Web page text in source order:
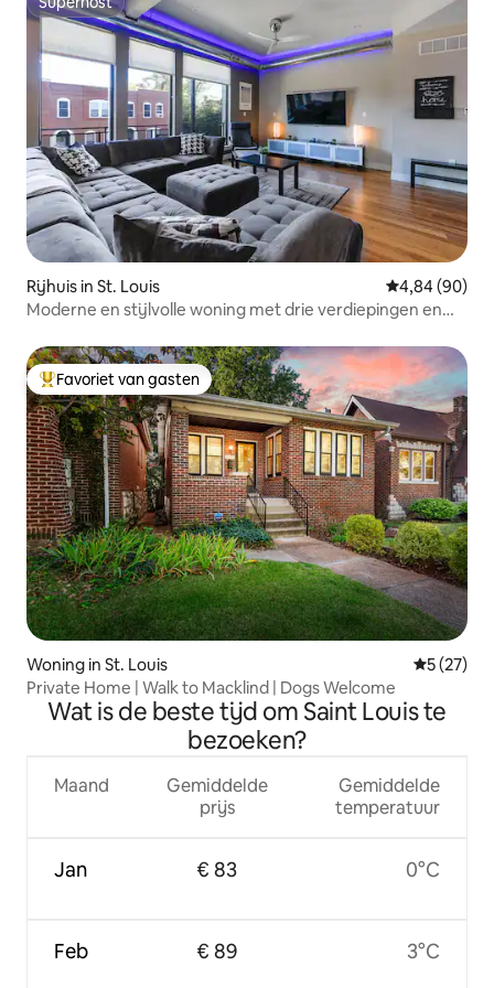
Superhost
Rijhuis in St. Louis Gemiddelde
4,84 (90)
Moderne en stijlvolle woning met drie verdiepingen en
Topfavoriet van gasten
Favoriet van gasten
Woning in St. Louis
5 (27)
Private Home | Walk to Macklind | Dogs Welcome
Wat is de beste tijd om Saint Louis te
bezoeken?
Maand
Jan
Feb
Gemiddelde
prijs
€ 83
€ 89
Gemiddelde
temperatuur
0°C
3°C